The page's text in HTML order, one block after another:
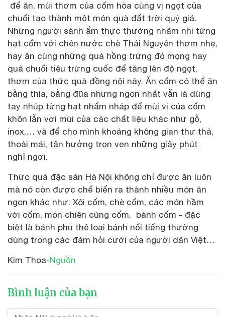
để ăn, mùi thơm của cốm hòa cùng vị ngọt của
chuối tạo thành một món quà đất trời quý giá.
Những người sành ẩm thực thường nhâm nhi từng
hạt cốm với chén nước chè Thái Nguyên thơm nhẹ,
hay ăn cùng những quả hồng trứng đỏ mọng hay
quả chuối tiêu trứng cuốc để tăng lên độ ngọt,
thơm của thức quà đồng nội này. Ăn cốm có thể ăn
bằng thìa, bằng đũa nhưng ngon nhất vẫn là dùng
tay nhúp từng hạt nhấm nháp để mùi vị của cốm
khôn lẫn vơi mùi của các chất liệu khác như gỗ,
inox,… và để cho mình khoảng không gian thư thả,
thoải mái, tận hưởng trọn vẹn những giây phút
nghỉ ngơi.
Thức quà đặc sản Hà Nội không chỉ được ăn luôn
mà nó còn được chế biến ra thành nhiều món ăn
ngon khác như: Xôi cốm, chè cốm, các món hầm
với cốm, món chiên cùng cốm, bánh cốm - đặc
biệt là bánh phu thê loại bánh nổi tiếng thường
dùng trong các đám hỏi cưới của người dân Việt…
Kim Thoa-Nguồn
Bình luận của bạn